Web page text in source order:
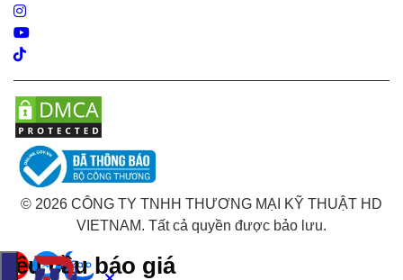
Instagram
Youtube
Tiktok
© 2026 CÔNG TY TNHH THƯƠNG MẠI KỸ THUẬT HD
VIETNAM. Tất cả quyền được bảo lưu.
Yêu cầu báo giá